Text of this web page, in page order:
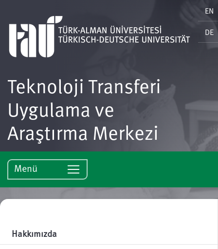
EN
DE
Teknoloji Transferi
Uygulama ve
Araştırma Merkezi
Menü
Hakkımızda